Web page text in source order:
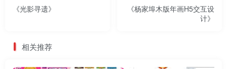
《光影寻遗》
《杨家埠木版年画H5交互设
计》
相关推荐